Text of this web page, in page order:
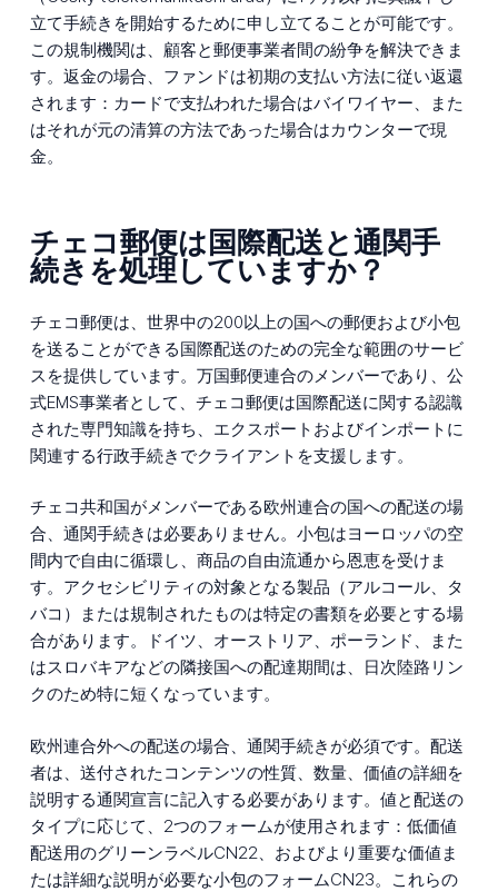
立て手続きを開始するために申し立てることが可能です。
この規制機関は、顧客と郵便事業者間の紛争を解決できま
す。返金の場合、ファンドは初期の支払い方法に従い返還
されます：カードで支払われた場合はバイワイヤー、また
はそれが元の清算の方法であった場合はカウンターで現
金。
チェコ郵便は国際配送と通関手
続きを処理していますか？
チェコ郵便は、世界中の200以上の国への郵便および小包
を送ることができる国際配送のための完全な範囲のサービ
スを提供しています。万国郵便連合のメンバーであり、公
式EMS事業者として、チェコ郵便は国際配送に関する認識
された専門知識を持ち、エクスポートおよびインポートに
関連する行政手続きでクライアントを支援します。
チェコ共和国がメンバーである欧州連合の国への配送の場
合、通関手続きは必要ありません。小包はヨーロッパの空
間内で自由に循環し、商品の自由流通から恩恵を受けま
す。アクセシビリティの対象となる製品（アルコール、タ
バコ）または規制されたものは特定の書類を必要とする場
合があります。ドイツ、オーストリア、ポーランド、また
はスロバキアなどの隣接国への配達期間は、日次陸路リン
クのため特に短くなっています。
欧州連合外への配送の場合、通関手続きが必須です。配送
者は、送付されたコンテンツの性質、数量、価値の詳細を
説明する通関宣言に記入する必要があります。値と配送の
タイプに応じて、2つのフォームが使用されます：低価値
配送用のグリーンラベルCN22、およびより重要な価値ま
たは詳細な説明が必要な小包のフォームCN23。これらの